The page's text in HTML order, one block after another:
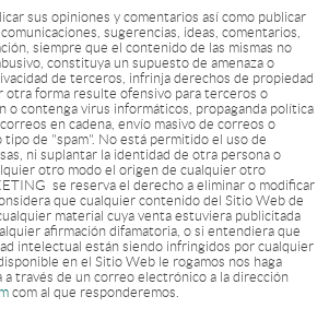
sus opiniones y comentarios así como publicar
sugerencias, ideas, comentarios,
siempre que el contenido de las mismas no
constituya un supuesto de amenaza o
de terceros, infrinja derechos de propiedad
otra forma resulte ofensivo para terceros o
o contenga virus informáticos, propaganda política
en cadena, envío masivo de correos o
de "spam". No está permitido el uso de
ni suplantar la identidad de otra persona o
otro modo el origen de cualquier otro
se reserva el derecho a eliminar o modificar
que cualquier contenido del Sitio Web de
material cuya venta estuviera publicitada
afirmación difamatoria, o si entendiera que
intelectual están siendo infringidos por cualquier
en el Sitio Web le rogamos nos haga
a través de un correo electrónico a la dirección
com al que responderemos.